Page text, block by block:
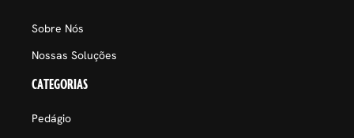
Sobre Nós
Nossas Soluções
CATEGORIAS
Pedágio